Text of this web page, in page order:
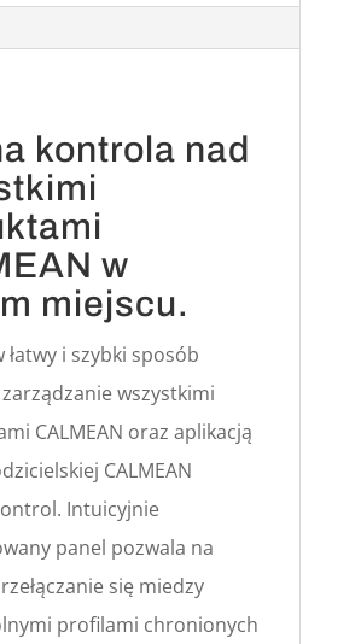
kontrola nad
w
miejscu.
łatwy i szybki sposób
wszystkimi
CALMEAN oraz aplikacją
CALMEAN
Intuicyjnie
panel pozwala na
się miedzy
profilami chronionych